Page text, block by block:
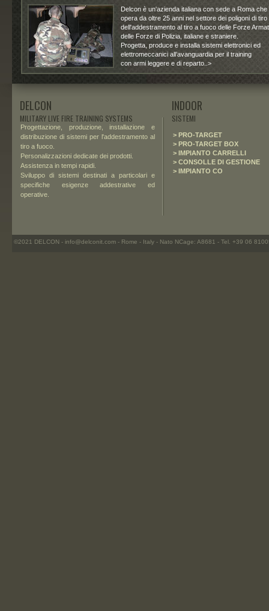
Delcon è un'azienda italiana con sede a Roma che
opera da oltre 25 anni nel settore dei poligoni di tiro
dell'addestramento al tiro a fuoco delle Forze
delle Forze di Polizia, italiane e straniere.
Progetta, produce e installa sistemi elettronici ed
elettromeccanici all’avanguardia per il training
con armi leggere e di reparto..>
©2021 DELCON - info@delconit.com - Rome - Italy - Nato NCage: A8681 - Tel. +39 06
Progettazione, produzione, installazione e
distribuzione di sistemi per l'addestramento al
tiro a fuoco.
Personalizzazioni dedicate dei prodotti.
Assistenza in tempi rapidi.
Sviluppo di sistemi destinati a particolari e
specifiche esigenze addestrative ed
operative.
DELCON
MILITARY LIVE FIRE TRAINING SYSTEMS
> PRO-TARGET
> PRO-TARGET BOX
> IMPIANTO CARRELLI
> CONSOLLE DI GESTIONE
> IMPIANTO CO
INDOOR
SISTEMI